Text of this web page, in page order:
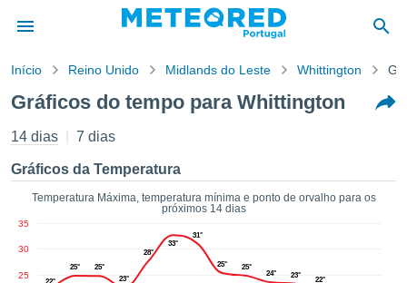
da
foi
por
para
que as
a este
Início Reino Unido Midlands do Leste Whittington
Gráficos do tempo para Whittington
14 dias 7 dias
Gráficos da Temperatura
Temperatura Máxima, temperatura mínima e ponto de orvalho para os
próximos 14 dias
25
30
35
25°
25°
23°
28°
33°
31°
25° 25°
24° 23°
22°